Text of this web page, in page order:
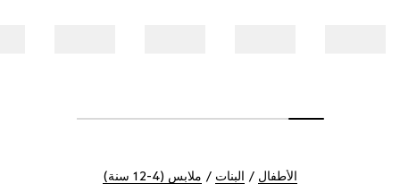
الأطفال البنات ملابس (4-12 سنة)